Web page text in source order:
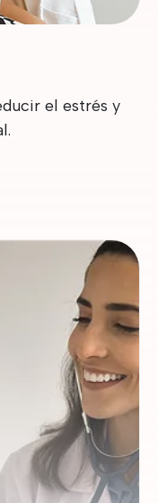
el estrés y